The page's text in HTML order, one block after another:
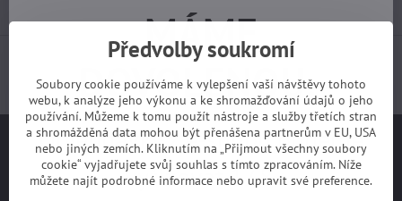
Jak jsou s našimi službami spokojeni samotní
zákazníci? (z webu Heuréka)
Užitečné odkazy
Na hlavní stranu
Předvolby soukromí
Soubory cookie používáme k vylepšení vaší návštěvy tohoto
webu, k analýze jeho výkonu a ke shromažďování údajů o jeho
používání. Můžeme k tomu použít nástroje a služby třetích stran
a shromážděná data mohou být přenášena partnerům v EU, USA
nebo jiných zemích. Kliknutím na „Přijmout všechny soubory
cookie“ vyjadřujete svůj souhlas s tímto zpracováním. Níže
můžete najít podrobné informace nebo upravit své preference.
MÁME
DOVOLENOU.
Objednávky z e-shopu budeme
vyřizovat 17.8.